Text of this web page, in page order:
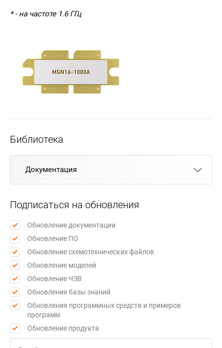
* - на частоте 1.6 ГГц
Библиотека
Документация
Подписаться на обновления
Обновление документации
Обновление ПО
Обновление схемотехнических файлов
Обновление моделей
Обновление ЧЗВ
Обновления базы знаний
Обновления программных средств и примеров
программ
Обновление продукта